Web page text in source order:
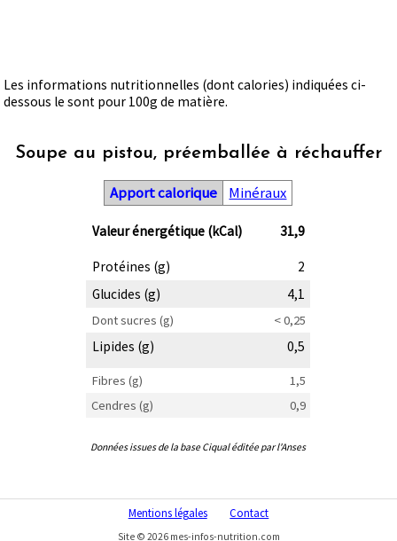
Les informations nutritionnelles (dont calories) indiquées ci-
dessous le sont pour 100g de matière.
Soupe au pistou, préemballée à réchauffer
Apport calorique Minéraux
Valeur énergétique (kCal) 31,9
Protéines (g)
2
Glucides (g)
4,1
Dont sucres (g) < 0,25
Lipides (g) 0,5
Fibres (g)
1,5
Cendres (g)
0,9
Données issues de la base Ciqual éditée par l'Anses
Mentions légales Contact
Site © 2026 mes-infos-nutrition.com